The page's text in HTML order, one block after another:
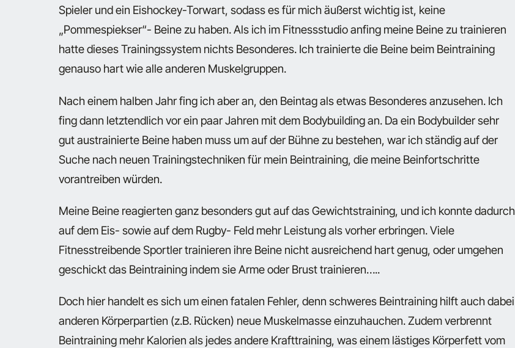
Spieler und ein Eishockey-Torwart, sodass es für mich äußerst wichtig ist, keine
„Pommespiekser“- Beine zu haben. Als ich im Fitnessstudio anfing meine Beine zu trainieren
hatte dieses Trainingssystem nichts Besonderes. Ich trainierte die Beine beim Beintraining
genauso hart wie alle anderen Muskelgruppen.
Nach einem halben Jahr fing ich aber an, den Beintag als etwas Besonderes anzusehen. Ich
fing dann letztendlich vor ein paar Jahren mit dem Bodybuilding an. Da ein Bodybuilder sehr
gut austrainierte Beine haben muss um auf der Bühne zu bestehen, war ich ständig auf der
Suche nach neuen Trainingstechniken für mein Beintraining, die meine Beinfortschritte
vorantreiben würden.
Meine Beine reagierten ganz besonders gut auf das Gewichtstraining, und ich konnte dadurch
auf dem Eis- sowie auf dem Rugby- Feld mehr Leistung als vorher erbringen. Viele
Fitnesstreibende Sportler trainieren ihre Beine nicht ausreichend hart genug, oder umgehen
geschickt das Beintraining indem sie Arme oder Brust trainieren…..
Doch hier handelt es sich um einen fatalen Fehler, denn schweres Beintraining hilft auch dabei
anderen Körperpartien (z.B. Rücken) neue Muskelmasse einzuhauchen. Zudem verbrennt
Beintraining mehr Kalorien als jedes andere Krafttraining, was einem lästiges Körperfett vom